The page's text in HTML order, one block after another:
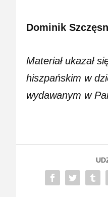
Dominik
Materiał ukazał
hiszpańskim w
wydawanym w